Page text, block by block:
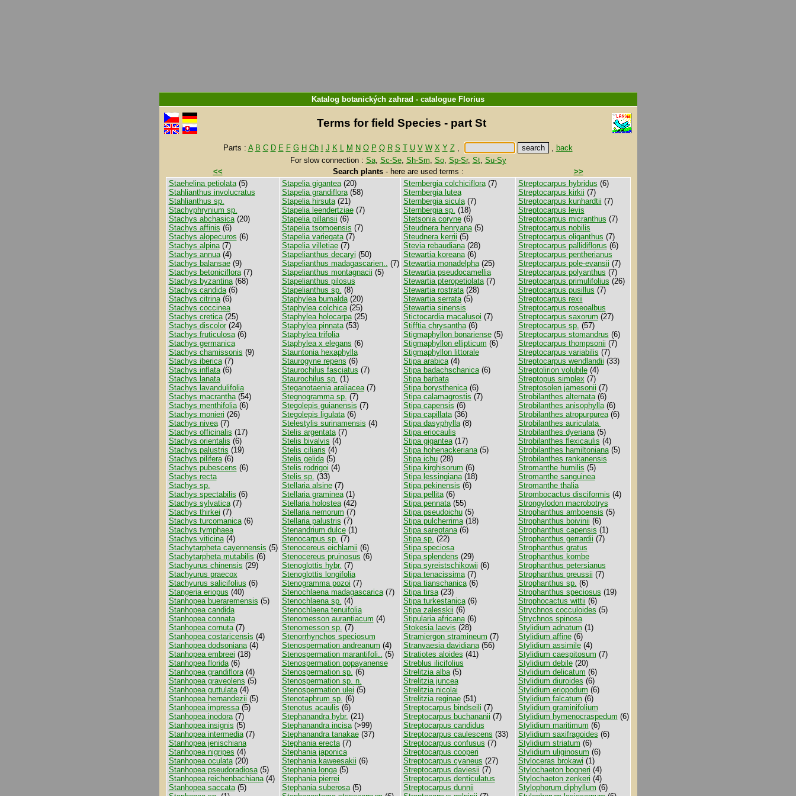
Katalog botanických zahrad - catalogue Florius
Terms for field Species - part St
Parts : A B C D E F G H Ch J K L M N O P Q R S T U V W X Y Z, , back
For slow connection : Sa, Sc-Se, Sh-Sm, So, Sp-Sr, St, Su-Sy
<<
Search plants - here are used terms :
>>
Staehelina petiolata(5)
Stahlianthus involucratus
Stahlianthus sp.
Stachyphrynium sp.
Stachys abchasica(20)
Stachys affinis (6)
Stachys alopecuros (6)
Stachys alpina(7)
Stachys annua(4)
Stachys balansae(9)
Stachys betoniciflora(7)
Stachys byzantina(68)
Stachys candida(6)
Stachys citrina(6)
Stachys coccinea
Stachys cretica(25)
Stachys discolor(24)
Stachys fruticulosa(6)
Stachys germanica
Stachys chamissonis (9)
Stachys iberica(7)
Stachys inflata(6)
Stachys lanata
Stachys lavandulifolia
Stachys macrantha(54)
Stachys menthifolia(6)
Stachys monieri (26)
Stachys nivea(7)
Stachys officinalis (17)
Stachys orientalis (6)
Stachys palustris (19)
Stachys pilifera(6)
Stachys pubescens (6)
Stachys recta
Stachys sp.
Stachys spectabilis (6)
Stachys sylvatica(7)
Stachys thirkei (7)
Stachys turcomanica(6)
Stachys tymphaea
Stachys viticina(4)
Stachytarpheta cayennensis (5)
Stachytarpheta mutabilis (6)
Stachyurus chinensis (29)
Stachyurus praecox
Stachyurus salicifolius (6)
Stangeria eriopus (40)
Stanhopea bueraremensis (5)
Stanhopea candida
Stanhopea connata
Stanhopea cornuta(7)
Stanhopea costaricensis (4)
Stanhopea dodsoniana(4)
Stanhopea embreei (18)
Stanhopea florida(6)
Stanhopea grandiflora(4)
Stanhopea graveolens (5)
Stanhopea guttulata(4)
Stanhopea hernandezii (5)
Stanhopea impressa(5)
Stanhopea inodora(7)
Stanhopea insignis (5)
Stanhopea intermedia(7)
Stanhopea jenischiana
Stanhopea nigripes (4)
Stanhopea oculata(20)
Stanhopea pseudoradiosa(5)
Stanhopea reichenbachiana(4)
Stanhopea saccata(5)
Stapelia gigantea(20)
Stapelia grandiflora(58)
Stapelia hirsuta(21)
Stapelia leendertziae(7)
Stapelia pillansii (6)
Stapelia tsomoensis (7)
Stapelia variegata(7)
Stapelia villetiae(7)
Stapelianthus decaryi (50)
Stapelianthus madagascarien.. (7)
Stapelianthus montagnacii (5)
Stapelianthus pilosus
Stapelianthus sp. (8)
Staphylea bumalda(20)
Staphylea colchica(25)
Staphylea holocarpa(25)
Staphylea pinnata(53)
Staphylea trifolia
Staphylea x elegans (6)
Stauntonia hexaphylla
Staurogyne repens (6)
Staurochilus fasciatus (7)
Staurochilus sp. (1)
Steganotaenia araliacea(7)
Stegnogramma sp. (7)
Stegolepis guianensis (7)
Stegolepis ligulata(6)
Stelestylis surinamensis (4)
Stelis argentata(7)
Stelis bivalvis (4)
Stelis ciliaris (4)
Stelis gelida(5)
Stelis rodrigoi (4)
Stelis sp. (33)
Stellaria alsine(7)
Stellaria graminea(1)
Stellaria holostea(42)
Stellaria nemorum (7)
Stellaria palustris (7)
Stenandrium dulce(1)
Stenocarpus sp. (7)
Stenocereus eichlamii (6)
Stenocereus pruinosus (6)
Stenoglottis hybr. (7)
Stenoglottis longifolia
Stenogramma pozoi (7)
Stenochlaena madagascarica(7)
Stenochlaena sp. (4)
Stenochlaena tenuifolia
Stenomesson aurantiacum (4)
Stenomesson sp. (7)
Stenorrhynchos speciosum
Stenospermation andreanum (4)
Stenospermation marantifoli.. (5)
Stenospermation popayanense
Stenospermation sp. (6)
Stenospermation sp. n.
Stenospermation ulei (5)
Stenotaphrum sp. (6)
Stenotus acaulis (6)
Stephanandra hybr. (21)
Stephanandra incisa(>99)
Stephanandra tanakae(37)
Stephania erecta(7)
Stephania japonica
Stephania kaweesakii (6)
Stephania longa(5)
Stephania pierrei
Stephania suberosa(5)
Sternbergia colchiciflora(7)
Sternbergia lutea
Sternbergia sicula(7)
Sternbergia sp. (18)
Stetsonia coryne(6)
Steudnera henryana(5)
Steudnera kerrii (5)
Stevia rebaudiana(28)
Stewartia koreana(6)
Stewartia monadelpha(25)
Stewartia pseudocamellia
Stewartia pteropetiolata(7)
Stewartia rostrata(28)
Stewartia serrata(5)
Stewartia sinensis
Stictocardia macalusoi (7)
Stifftia chrysantha(6)
Stigmaphyllon bonariense(5)
Stigmaphyllon ellipticum (6)
Stigmaphyllon littorale
Stipa arabica(4)
Stipa badachschanica(6)
Stipa barbata
Stipa borysthenica(6)
Stipa calamagrostis (7)
Stipa capensis (6)
Stipa capillata(36)
Stipa dasyphylla(8)
Stipa eriocaulis
Stipa gigantea(17)
Stipa hohenackeriana(5)
Stipa ichu(28)
Stipa kirghisorum (6)
Stipa lessingiana(18)
Stipa pekinensis (6)
Stipa pellita(6)
Stipa pennata(55)
Stipa pseudoichu(5)
Stipa pulcherrima(18)
Stipa sareptana(6)
Stipa sp. (22)
Stipa speciosa
Stipa splendens (29)
Stipa syreistschikowii (6)
Stipa tenacissima(7)
Stipa tianschanica(6)
Stipa tirsa(23)
Stipa turkestanica(6)
Stipa zalesskii (6)
Stipularia africana(6)
Stokesia laevis (28)
Stramiergon stramineum (7)
Stranvaesia davidiana(56)
Stratiotes aloides (41)
Streblus ilicifolius
Strelitzia alba(5)
Strelitzia juncea
Strelitzia nicolai
Strelitzia reginae(51)
Streptocarpus bindseili (7)
Streptocarpus buchananii (7)
Streptocarpus candidus
Streptocarpus caulescens (33)
Streptocarpus confusus (7)
Streptocarpus cooperi
Streptocarpus cyaneus (27)
Streptocarpus daviesii (7)
Streptocarpus denticulatus
Streptocarpus dunnii
Streptocarpus hybridus (6)
Streptocarpus kirkii (7)
Streptocarpus kunhardtii (7)
Streptocarpus levis
Streptocarpus micranthus (7)
Streptocarpus nobilis
Streptocarpus oliganthus (7)
Streptocarpus pallidiflorus (6)
Streptocarpus pentherianus
Streptocarpus pole-evansii (7)
Streptocarpus polyanthus (7)
Streptocarpus primulifolius (26)
Streptocarpus pusillus (7)
Streptocarpus rexii
Streptocarpus roseoalbus
Streptocarpus saxorum (27)
Streptocarpus sp. (57)
Streptocarpus stomandrus (6)
Streptocarpus thompsonii (7)
Streptocarpus variabilis (7)
Streptocarpus wendlandii (33)
Streptolirion volubile(4)
Streptopus simplex (7)
Streptosolen jamesonii (7)
Strobilanthes alternata(6)
Strobilanthes anisophylla(6)
Strobilanthes atropurpurea(6)
Strobilanthes auriculata
Strobilanthes dyeriana(5)
Strobilanthes flexicaulis (4)
Strobilanthes hamiltoniana(5)
Strobilanthes rankanensis
Stromanthe humilis (5)
Stromanthe sanguinea
Stromanthe thalia
Strombocactus disciformis (4)
Strongylodon macrobotrys
Strophanthus amboensis (5)
Strophanthus boivinii (6)
Strophanthus capensis (1)
Strophanthus gerrardii (7)
Strophanthus gratus
Strophanthus kombe
Strophanthus petersianus
Strophanthus preussii (7)
Strophanthus sp. (6)
Strophanthus speciosus (19)
Strophocactus wittii (6)
Strychnos cocculoides (5)
Strychnos spinosa
Stylidium adnatum (1)
Stylidium affine(6)
Stylidium assimile(4)
Stylidium caespitosum (7)
Stylidium debile(20)
Stylidium delicatum (6)
Stylidium diuroides (6)
Stylidium eriopodum (6)
Stylidium falcatum (6)
Stylidium graminifolium
Stylidium hymenocraspedum (6)
Stylidium maritimum (6)
Stylidium saxifragoides (6)
Stylidium striatum (6)
Stylidium uliginosum (6)
Styloceras brokawi (1)
Stylochaeton bogneri (4)
Stylochaeton zenkeri (4)
Stylophorum diphyllum (6)